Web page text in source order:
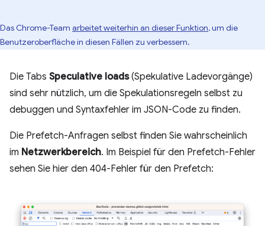
Das Chrome-Team arbeitet weiterhin an dieser Funktion, um die
Benutzeroberfläche in diesen Fällen zu verbessern.
Die Tabs Speculative loads(Spekulative Ladevorgänge)
sind sehr nützlich, um die Spekulationsregeln selbst zu
debuggen und Syntaxfehler im JSON-Code zu finden.
Die Prefetch-Anfragen selbst finden Sie wahrscheinlich
im Netzwerkbereich. Im Beispiel für den Prefetch-Fehler
sehen Sie hier den 404-Fehler für den Prefetch: